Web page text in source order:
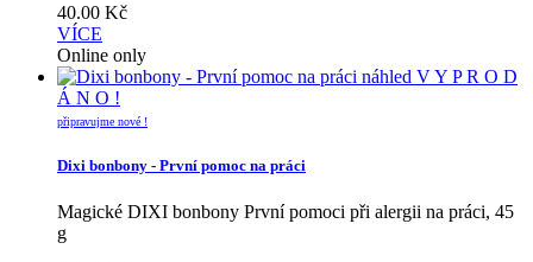
40.00 Kč
VÍCE
Online only
náhled V Y P R O D
Á N O !
připravujme nové !
Dixi bonbony - První pomoc na práci
Magické DIXI bonbony První pomoci při alergii na práci, 45
g